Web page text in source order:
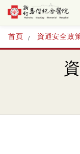
首頁 資通安全政